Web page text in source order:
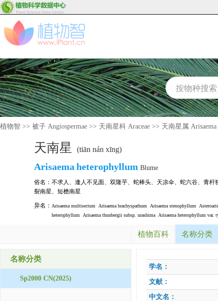
植物智 >> 被子 Angiospermae >> 天南星科 Araceae >> 天南星属 Arisaema
天南星 (tiān nán xīng)
Arisaema heterophyllum Blume
俗名： 不求人 、 逢人不见面、 双隆芋、 蛇棒头、 天凉伞、 蛇六谷、 青杆
裂南星、 短檐南星
异名： Arisaema multisectum Arisaema brachyspathum Arisaema stenophyllum
heterophyllum
Arisaema thunbergii subsp. urashima Arisaema heterophyllum var.
植物百科 名称分类
名称分类
Sp2000 CN(2025)
学名：
文献：
中文名：